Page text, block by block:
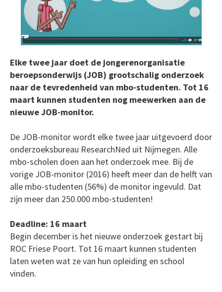
Elke twee jaar doet de jongerenorganisatie
beroepsonderwijs (JOB) grootschalig onderzoek
naar de tevredenheid van mbo-studenten. Tot 16
maart kunnen studenten nog meewerken aan de
nieuwe JOB-monitor.
De JOB-monitor wordt elke twee jaar uitgevoerd door
onderzoeksbureau ResearchNed uit Nijmegen. Alle
mbo-scholen doen aan het onderzoek mee. Bij de
vorige JOB-monitor (2016) heeft meer dan de helft van
alle mbo-studenten (56%) de monitor ingevuld. Dat
zijn meer dan 250.000 mbo-studenten!
Deadline: 16 maart
Begin december is het nieuwe onderzoek gestart bij
ROC Friese Poort. Tot 16 maart kunnen studenten
laten weten wat ze van hun opleiding en school
vinden.